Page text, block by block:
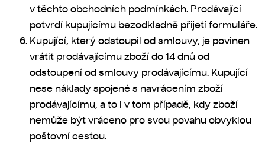
v těchto obchodních podmínkách. Prodávající
potvrdí kupujícímu bezodkladně přijetí formuláře.
Kupující, který odstoupil od smlouvy, je povinen
vrátit prodávajícímu zboží do 14 dnů od
odstoupení od smlouvy prodávajícímu. Kupující
nese náklady spojené s navrácením zboží
prodávajícímu, a to i v tom případě, kdy zboží
nemůže být vráceno pro svou povahu obvyklou
poštovní cestou.